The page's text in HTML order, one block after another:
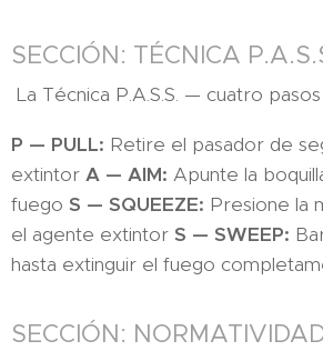
SECCIÓN: TÉCNICA
La Técnica P.A.S.S. — cuatro
P — PULL: Retire el pasador de
extintor A — AIM: Apunte la
fuego S — SQUEEZE: Presione la
el agente extintor S — SWEEP:
hasta extinguir el fuego
SECCIÓN: